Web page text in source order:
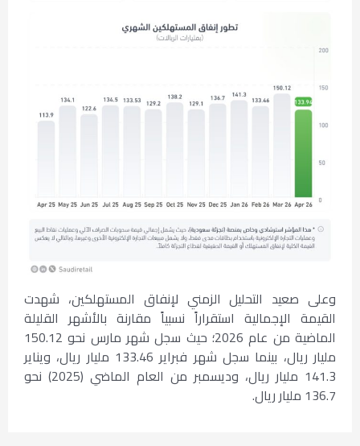
وعلى صعيد التحليل الزمني لإنفاق المستهلكين، شهدت
القيمة الإجمالية استقراراً نسبياً مقارنة بالأشهر القليلة
الماضية من عام 2026؛ حيث سجل شهر مارس نحو 150.12
مليار ريال، بينما سجل شهر فبراير 133.46 مليار ريال، ويناير
141.3 مليار ريال، وديسمبر من العام الماضي (2025) نحو
136.7 مليار ريال.